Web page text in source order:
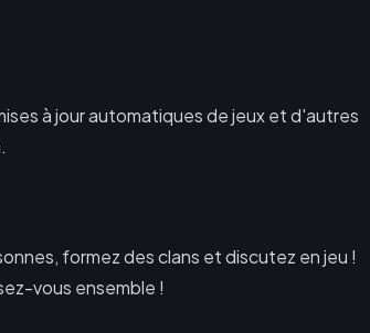
à jour automatiques de jeux et d'autres
formez des clans et discutez en jeu !
vous ensemble !